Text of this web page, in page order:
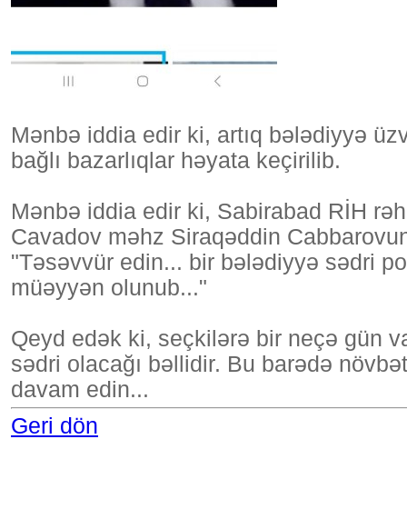
Mənbə iddia edir ki, artıq bələdiyyə
bağlı bazarlıqlar həyata keçirilib.
Mənbə iddia edir ki, Sabirabad RİH
Cavadov məhz Siraqəddin
"Təsəvvür edin... bir bələdiyyə sədri
müəyyən olunub..."
Qeyd edək ki, seçkilərə bir neçə gün
sədri olacağı bəllidir. Bu barədə
davam edin...
Geri dön